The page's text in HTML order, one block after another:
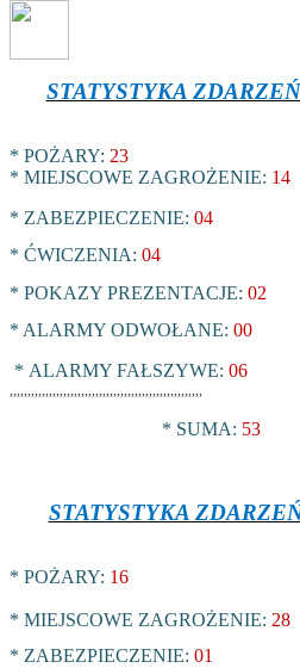
STATYSTYKA
* POŻARY: 23
* MIEJSCOWE ZAGROŻENIE: 14
* ZABEZPIECZENIE: 04
* ĆWICZENIA: 04
* POKAZY PREZENTACJE: 02
* ALARMY ODWOŁANE: 00
* ALARMY FAŁSZYWE: 06
,,,,,,,,,,,,,,,,,,,,,,,,,,,,,,,,,,,,,,,,,,,,,,,,,,,,,,
* SUMA: 53
STATYSTYKA
* POŻARY: 16
* MIEJSCOWE ZAGROŻENIE: 28
* ZABEZPIECZENIE: 01